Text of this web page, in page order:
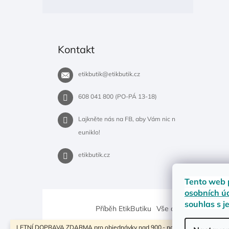
Tento web
osobních
souhlas s
LETNÍ DOPRAVA ZDARMA pro objednávky nad 900,- na pobočky Zásilkovny.
Kontakt
etikbutik@etikbutik.cz
608 041 800 (PO-PÁ 13-18)
Lajkněte nás na FB, aby Vám nic n
euniklo!
etikbutik.cz
Příběh EtikButiku Vše o nákupu